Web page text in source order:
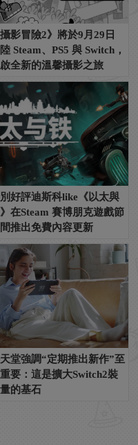
攝影冒險2》將於9月29日
Steam、PS5 與 Switch，
全新的溫馨攝影之旅
好評迪斯科like《以太與
在Steam 賽博朋克遊戲節
推出免費內容更新
堂強調“定期推出新作”至
要：這是擴大Switch2裝
的基石